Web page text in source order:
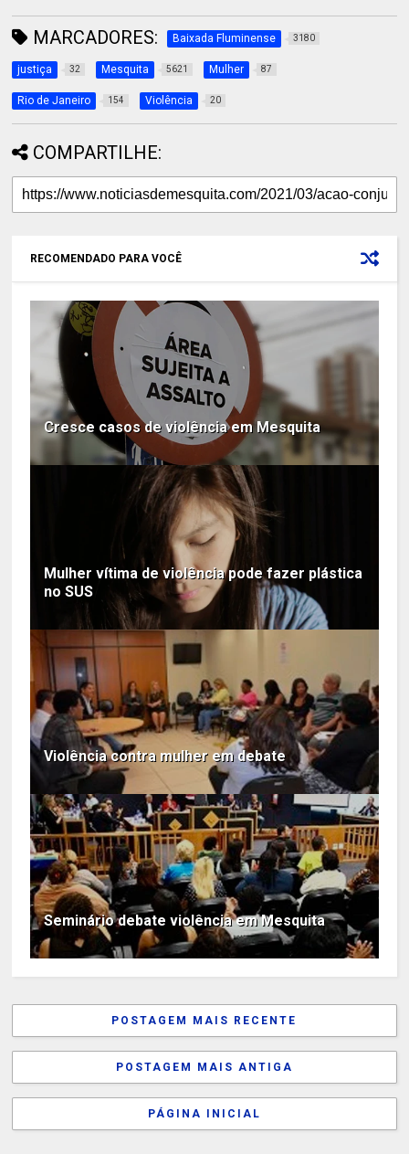
MARCADORES: Baixada Fluminense 3180
justiça 32 Mesquita 5621 Mulher 87
Rio de Janeiro 154 Violência 20
COMPARTILHE:
RECOMENDADO PARA VOCÊ
Cresce casos de violência em Mesquita
Mulher vítima de violência pode fazer plástica
no SUS
Violência contra mulher em debate
Seminário debate violência em Mesquita
POSTAGEM MAIS RECENTE
POSTAGEM MAIS ANTIGA
PÁGINA INICIAL